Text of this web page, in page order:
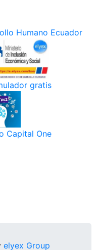
Humano Ecuador
gratis
Capital One
elyex Group